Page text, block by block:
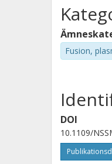
Fusion,
DOI
10.1109/